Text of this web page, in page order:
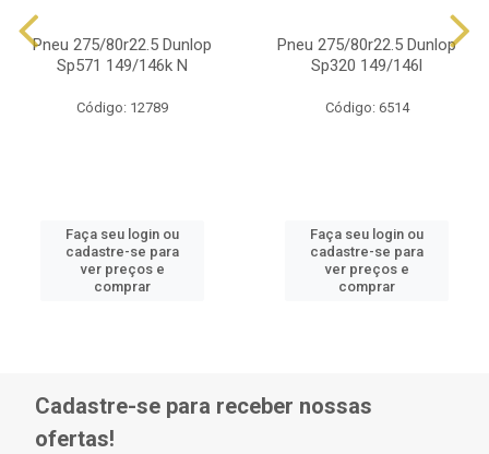
Pneu 275/80r22.5 Dunlop
Sp571 149/146k N
Código: 12789
Faça seu login ou
cadastre-se para
ver preços e
comprar
Pneu 275/80r22.5 Dunlop
Sp320 149/146l
Código: 6514
Faça seu login ou
cadastre-se para
ver preços e
comprar
Cadastre-se para receber nossas
ofertas!